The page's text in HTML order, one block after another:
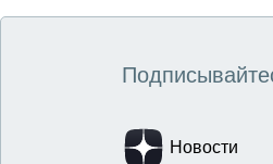
Новости